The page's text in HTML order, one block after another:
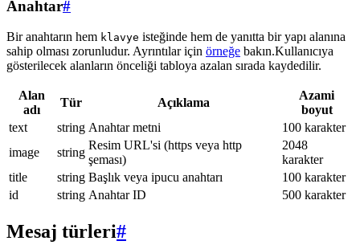
Anahtar#
Bir anahtarın hem klavye isteğinde hem de yanıtta bir yapı alanına
sahip olması zorunludur. Ayrıntılar için örneğe bakın.Kullanıcıya
gösterilecek alanların önceliği tabloya azalan sırada kaydedilir.
Alan
adı
Tür Açıklama
Azami
boyut
text
string Anahtar metni
100 karakter
image
string
Resim URL'si (https veya http
şeması)
2048
karakter
title
string Başlık veya ipucu anahtarı
100 karakter
id
string Anahtar ID 500 karakter
Mesaj türleri#